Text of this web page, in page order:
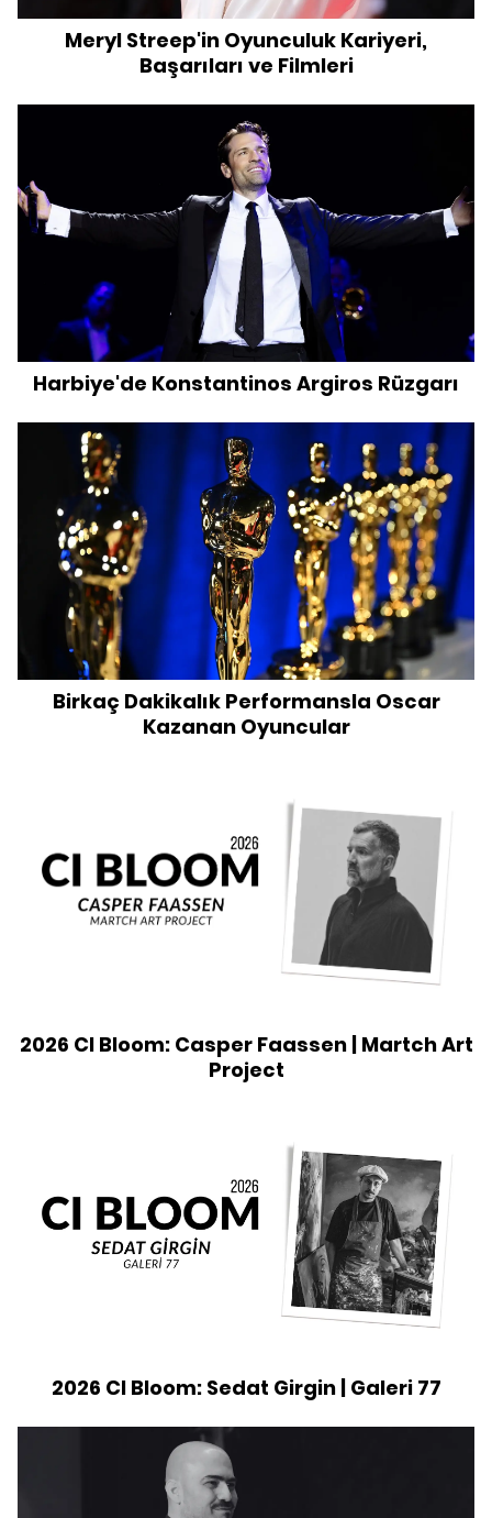
Meryl Streep'in Oyunculuk Kariyeri,
Başarıları ve Filmleri
Harbiye'de Konstantinos Argiros Rüzgarı
Birkaç Dakikalık Performansla Oscar
Kazanan Oyuncular
2026 CI Bloom: Casper Faassen | Martch Art
Project
2026 CI Bloom: Sedat Girgin | Galeri 77